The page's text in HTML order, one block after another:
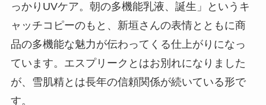
っかりUVケア。朝の多機能乳液、誕生」というキ
ャッチコピーのもと、新垣さんの表情とともに商
品の多機能な魅力が伝わってくる仕上がりになっ
ています。エスプリークとはお別れになりました
が、雪肌精とは長年の信頼関係が続いている形で
す。